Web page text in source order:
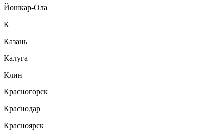
Йошкар-Ола
К
Казань
Калуга
Клин
Красногорск
Краснодар
Красноярск